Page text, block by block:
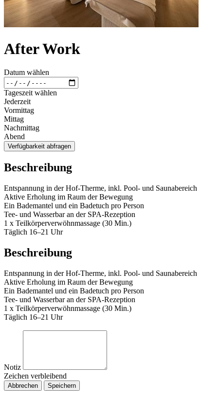
After Work
Datum wählen
Tageszeit wählen
Jederzeit
Vormittag
Mittag
Nachmittag
Abend
Verfügbarkeit abfragen
Beschreibung
Entspannung in der Hof-Therme, inkl. Pool- und Saunabereich
Aktive Erholung im Raum der Bewegung
Ein Bademantel und ein Badetuch pro Person
Tee- und Wasserbar an der SPA-Rezeption
1 x Teilkörperverwöhnmassage (30 Min.)
Täglich 16–21 Uhr
Beschreibung
Entspannung in der Hof-Therme, inkl. Pool- und Saunabereich
Aktive Erholung im Raum der Bewegung
Ein Bademantel und ein Badetuch pro Person
Tee- und Wasserbar an der SPA-Rezeption
1 x Teilkörperverwöhnmassage (30 Min.)
Täglich 16–21 Uhr
Notiz
Zeichen verbleibend
Abbrechen Speichern